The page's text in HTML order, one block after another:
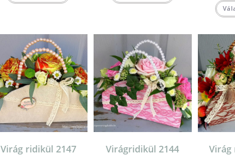
Virág ridikül 2147 Virágridikül 2144 Virág